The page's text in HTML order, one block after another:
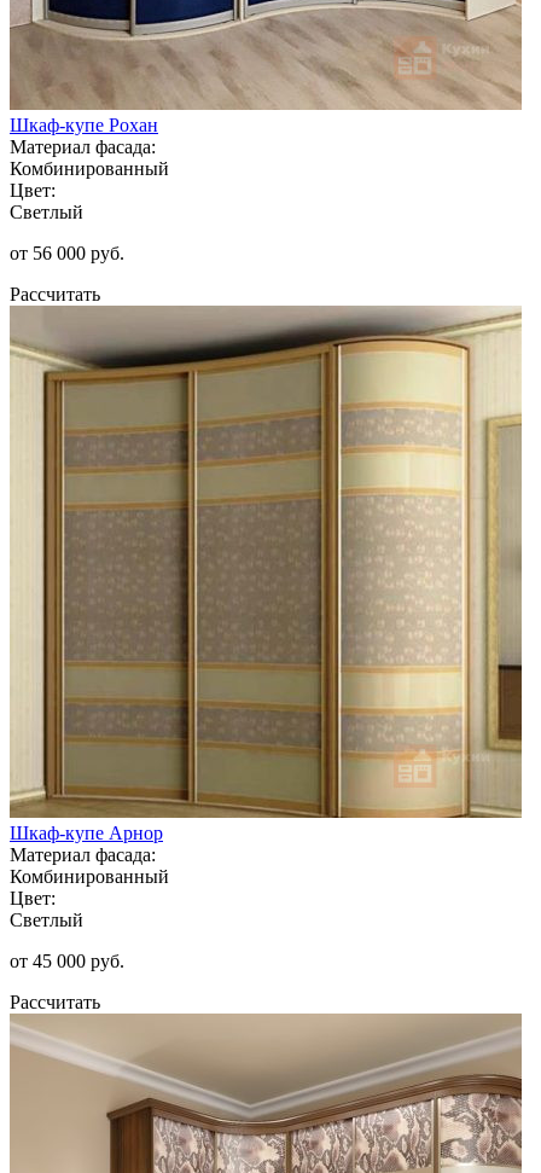
Шкаф-купе Рохан
Материал фасада:
Комбинированный
Цвет:
Светлый
от 56 000 руб.
Рассчитать
Шкаф-купе Арнор
Материал фасада:
Комбинированный
Цвет:
Светлый
от 45 000 руб.
Рассчитать